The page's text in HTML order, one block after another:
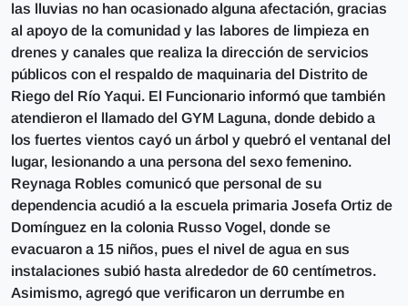
las lluvias no han ocasionado alguna afectación, gracias
al apoyo de la comunidad y las labores de limpieza en
drenes y canales que realiza la dirección de servicios
públicos con el respaldo de maquinaria del Distrito de
Riego del Río Yaqui. El Funcionario informó que también
atendieron el llamado del GYM Laguna, donde debido a
los fuertes vientos cayó un árbol y quebró el ventanal del
lugar, lesionando a una persona del sexo femenino.
Reynaga Robles comunicó que personal de su
dependencia acudió a la escuela primaria Josefa Ortiz de
Domínguez en la colonia Russo Vogel, donde se
evacuaron a 15 niños, pues el nivel de agua en sus
instalaciones subió hasta alrededor de 60 centímetros.
Asimismo, agregó que verificaron un derrumbe en